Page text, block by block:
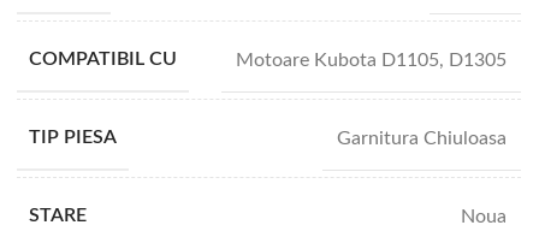
COMPATIBIL CU Motoare Kubota D1105, D1305
TIP PIESA Garnitura Chiuloasa
STARE Noua